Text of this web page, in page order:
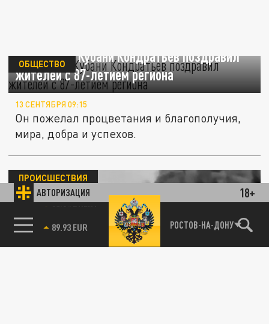
АВТОРИЗАЦИЯ 18+
85.64 BRENT РОСТОВ-НА-ДОНУ
Губернатор Кубани Кондратьев поздравил
жителей с 87-летием региона
ОБЩЕСТВО
13 СЕНТЯБРЯ 09:15
Он пожелал процветания и благополучия,
мира, добра и успехов.
ПРОИСШЕСТВИЯ